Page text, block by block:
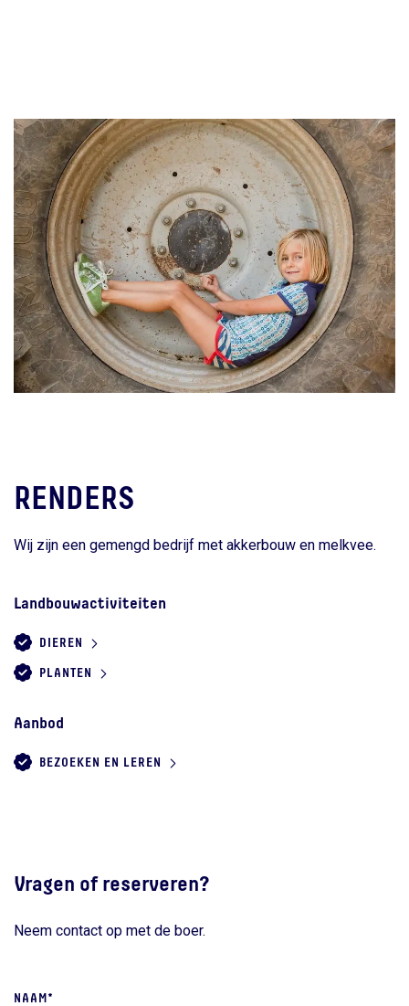
RENDERS
Wij zijn een gemengd bedrijf met akkerbouw en melkvee.
Landbouwactiviteiten
DIEREN
PLANTEN
Aanbod
BEZOEKEN EN LEREN
Vragen of reserveren?
Neem contact op met de boer.
NAAM*